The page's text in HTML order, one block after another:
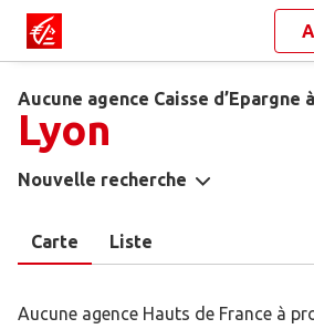
Aucune agence Caisse d’Epargne
Lyon
Nouvelle recherche
Carte Liste
Aucune agence Hauts de France à